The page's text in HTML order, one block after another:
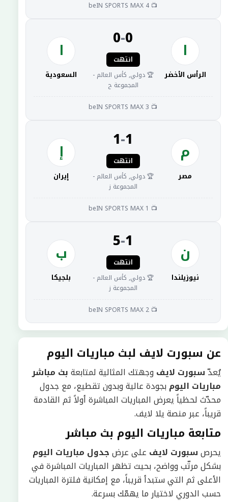
📺 beIN SPORTS MAX 4
ا
الرأس الأخضر
0
-
0
انتهت
🏆 دولي, كأس العالم -
المجموعة ح
ا
السعودية
📺 beIN SPORTS MAX 3
م
مصر
1
-
1
انتهت
🏆 دولي, كأس العالم -
المجموعة ز
إ
إيران
📺 beIN SPORTS MAX 1
ن
نيوزيلندا
1
-
5
انتهت
🏆 دولي, كأس العالم -
المجموعة ز
ب
بلجيكا
📺 beIN SPORTS MAX 2
عن سبورت لايف لبث مباريات اليوم
يُعدّسبورت لايف وجهتك المثالية لمتابعةبث مباشر
مباريات اليوم بجودة عالية وبدون تقطيع، مع جدول
محدّث لحظياً يعرض المباريات المباشرة أولاً ثم القادمة
قريباً، عبر منصة يلا لايف.
متابعة مباريات اليوم بث مباشر
يحرصسبورت لايف على عرضجدول مباريات اليوم
بشكل مرتّب وواضح، بحيث تظهر المباريات المباشرة في
الأعلى ثم التي ستبدأ قريباً، مع إمكانية فلترة المباريات
حسب الدوري لاختيار ما يهمّك بسرعة.